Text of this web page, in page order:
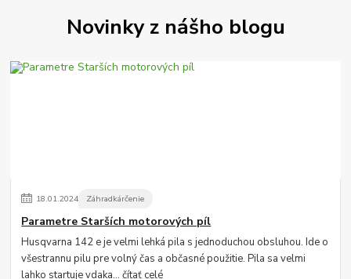
Novinky z nášho blogu
18.01.2024 Záhradkárčenie
Parametre Starších motorových píl
Husqvarna 142 e je velmi lehká pila s jednoduchou obsluhou. Ide o
všestrannu pilu pre volný čas a občasné použitie. Pila sa velmi
lahko startuje vdaka...čítať celé